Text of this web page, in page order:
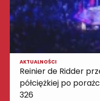
AKTUALNOŚCI
Reinier de Ridder
półciężkiej po
326